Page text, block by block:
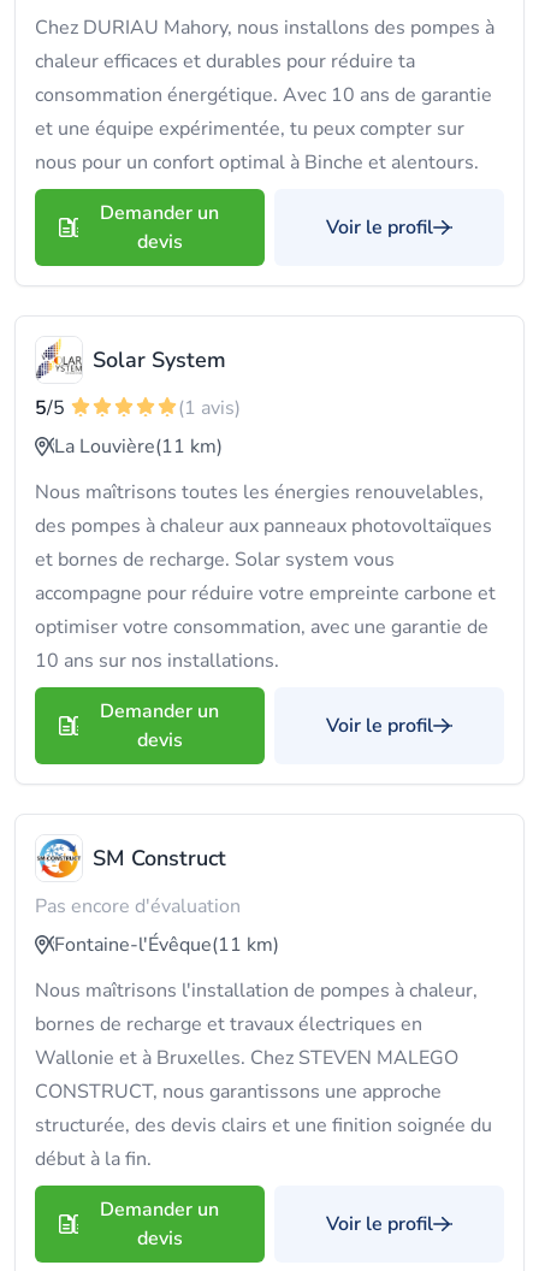
Chez DURIAU Mahory, nous installons des pompes à
chaleur efficaces et durables pour réduire ta
consommation énergétique. Avec 10 ans de garantie
et une équipe expérimentée, tu peux compter sur
nous pour un confort optimal à Binche et alentours.
Demander un
devis
Voir le profil
Solar System
5/5
(1 avis)
La Louvière(11 km)
Nous maîtrisons toutes les énergies renouvelables,
des pompes à chaleur aux panneaux photovoltaïques
et bornes de recharge. Solar system vous
accompagne pour réduire votre empreinte carbone et
optimiser votre consommation, avec une garantie de
10 ans sur nos installations.
Demander un
devis
Voir le profil
SM Construct
Pas encore d'évaluation
Fontaine-l'Évêque(11 km)
Nous maîtrisons l'installation de pompes à chaleur,
bornes de recharge et travaux électriques en
Wallonie et à Bruxelles. Chez STEVEN MALEGO
CONSTRUCT, nous garantissons une approche
structurée, des devis clairs et une finition soignée du
début à la fin.
Demander un
devis
Voir le profil